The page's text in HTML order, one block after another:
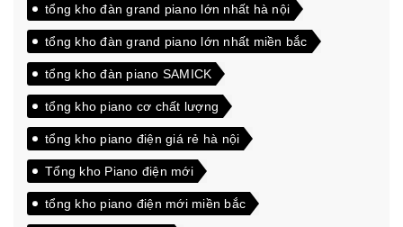
tổng kho đàn grand piano lớn nhất hà nội
tổng kho đàn grand piano lớn nhất miền bắc
tổng kho đàn piano SAMICK
tổng kho piano cơ chất lượng
tổng kho piano điện giá rẻ hà nội
Tổng kho Piano điện mới
tổng kho piano điện mới miền bắc